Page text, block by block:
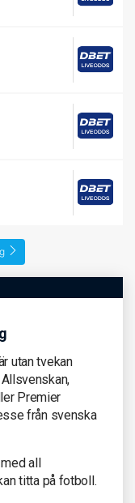
utan tvekan
Premier
från svenska
all
titta på fotboll.